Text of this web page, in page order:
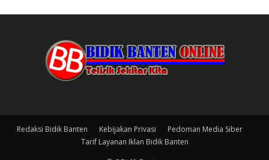
Redaksi Bidik Banten Kebijakan Privasi
Pedoman Media Siber
Tarif Layanan Iklan Bidik Banten